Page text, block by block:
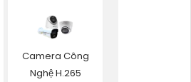
Camera Công
Nghệ H.265